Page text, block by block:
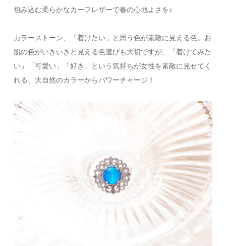
包み込む柔らかなカーフレザーで春の心地よさを♪
カラーストーン、「着けたい」と思う色が素敵に見える色。お
肌の色がいきいきと見える色選びも大切ですが、「着けてみた
い」「可愛い」「好き」という気持ちが女性を素敵に見せてく
れる、大自然のカラーからパワーチャージ！